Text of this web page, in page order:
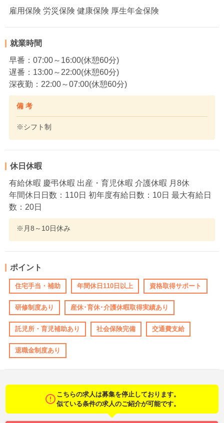
雇用保険 労災保険 健康保険 厚生年金保険
就業時間
早番：07:00～16:00(休憩60分)
遅番：13:00～22:00(休憩60分)
深夜勤：22:00～07:00(休憩60分)
備 考
※シフト制
休日休暇
有給休暇 慶弔休暇 出産・育児休暇 介護休暇 月8休
年間休日日数：110日 初年度有給日数：10日 最大有給日
数：20日
※月8～10日休み
ポイント
住宅手当・補助 年間休日110日以上 資格取得サポート
研修制度あり 産休･育休･介護休暇取得実績あり
託児所・育児補助あり 社会保険完備 交通費支給
退職金制度あり
こちらの求人は募集を停止しております。
似ている条件の求人のご紹介が可能です。